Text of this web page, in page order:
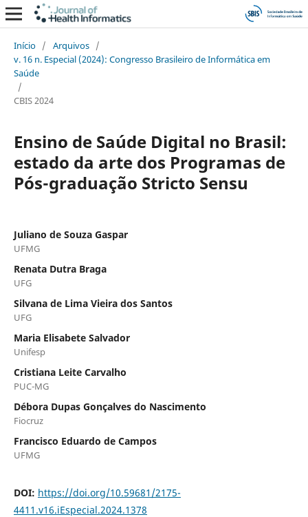
Início / Arquivos /
v. 16 n. Especial (2024): Congresso Brasileiro de Informática em
Saúde
/
CBIS 2024
Ensino de Saúde Digital no Brasil:
estado da arte dos Programas de
Pós-graduação Stricto Sensu
Juliano de Souza Gaspar
UFMG
Renata Dutra Braga
UFG
Silvana de Lima Vieira dos Santos
UFG
Maria Elisabete Salvador
Unifesp
Cristiana Leite Carvalho
PUC-MG
Débora Dupas Gonçalves do Nascimento
Fiocruz
Francisco Eduardo de Campos
UFMG
DOI: https://doi.org/10.59681/2175-
4411.v16.iEspecial.2024.1378